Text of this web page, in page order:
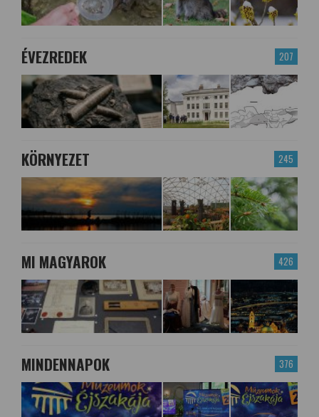
207
ÉVEZREDEK
245
KÖRNYEZET
426
MI MAGYAROK
376
MINDENNAPOK